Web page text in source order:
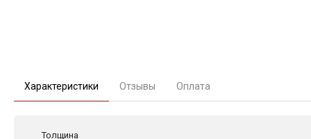
Характеристики Отзывы Оплата
Толщина